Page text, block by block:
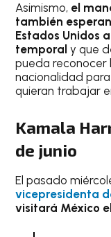
Asimismo, el
también
Estados Unidos
temporal y que
pueda reconocer
nacionalidad
quieran trabajar
Kamala
de junio
El pasado
vicepresidenta
visitará México